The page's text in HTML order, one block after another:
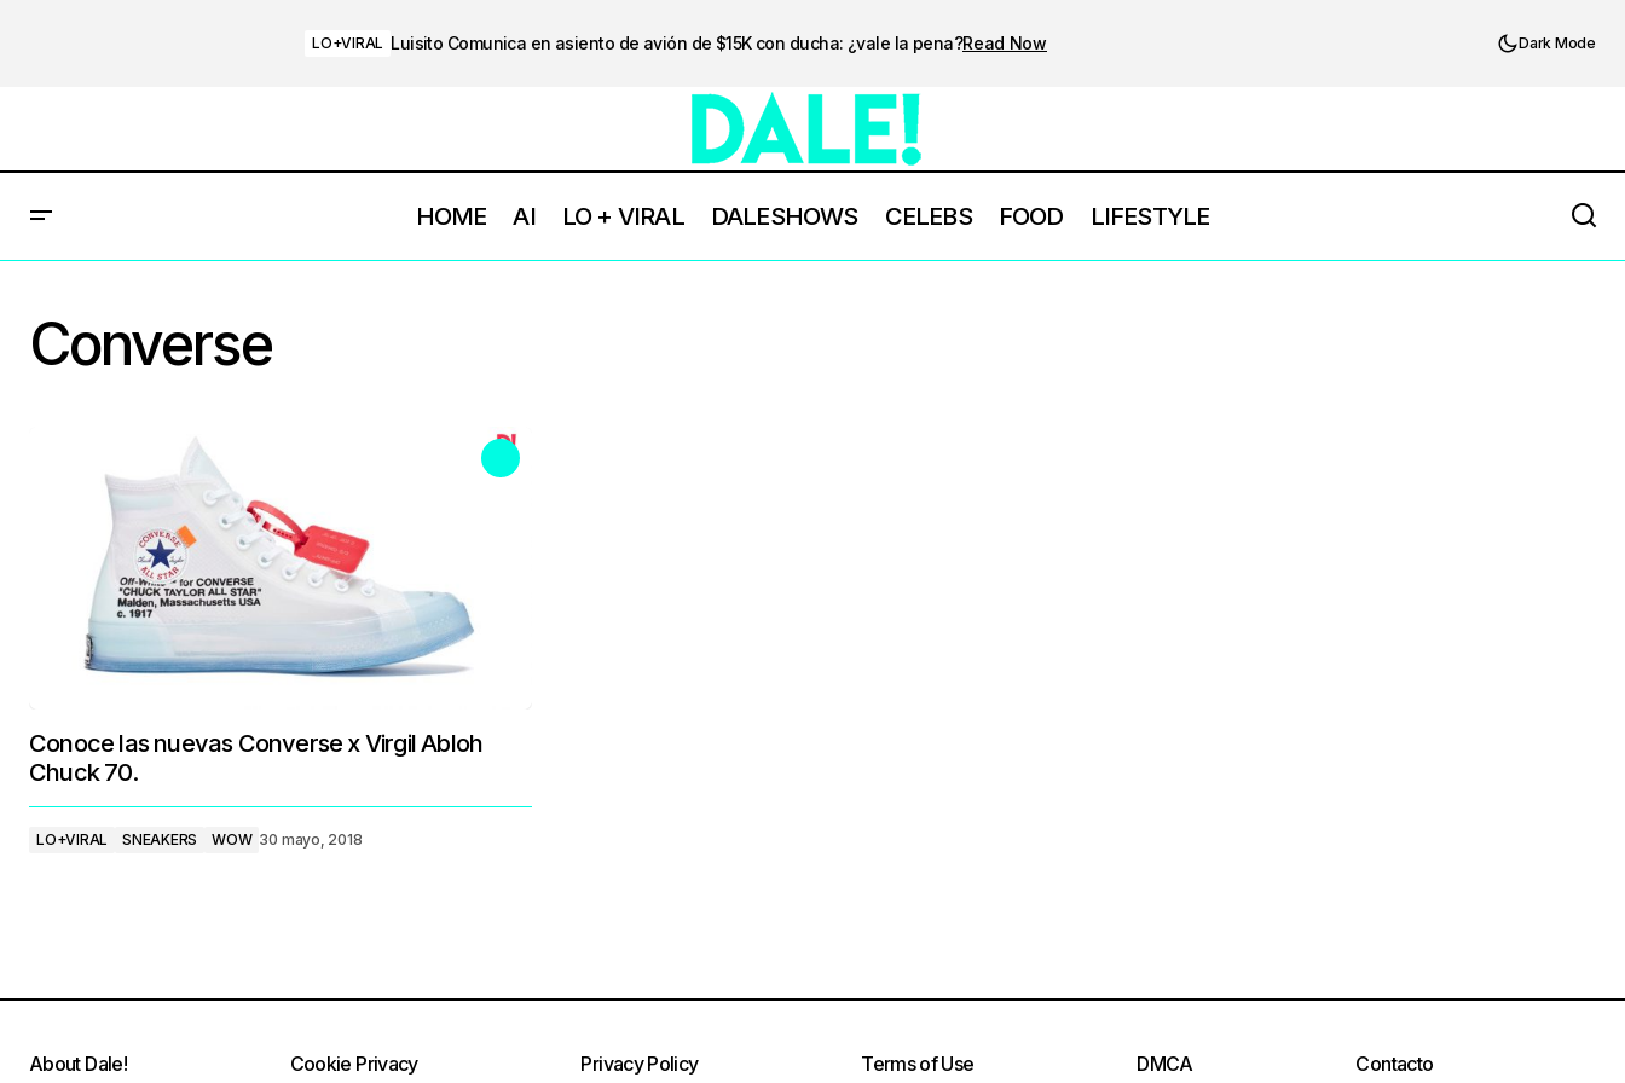
LO+VIRAL Luisito Comunica en asiento de avión de $15K con ducha: ¿vale la pena?Read Now Dark Mode
HOME AI LO + VIRAL DALESHOWS CELEBS FOOD LIFESTYLE
Converse
Conoce las nuevas Converse x Virgil Abloh
Chuck 70.
LO+VIRAL SNEAKERS WOW 30 mayo, 2018
About Dale! Cookie Privacy Privacy Policy Terms of Use DMCA Contacto